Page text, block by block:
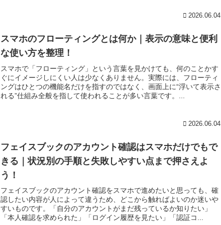
2026.06.04
スマホのフローティングとは何か｜表示の意味と便利
な使い方を整理！
スマホで「フローティング」という言葉を見かけても、何のことかす
ぐにイメージしにくい人は少なくありません。実際には、フローティ
ングはひとつの機能名だけを指すのではなく、画面上に“浮いて表示さ
れる”仕組み全般を指して使われることが多い言葉です。...
2026.06.04
フェイスブックのアカウント確認はスマホだけでもで
きる｜状況別の手順と失敗しやすい点まで押さえよ
う！
フェイスブックのアカウント確認をスマホで進めたいと思っても、確
認したい内容が人によって違うため、どこから触ればよいのか迷いや
すいものです。「自分のアカウントがまだ残っているか知りたい」
「本人確認を求められた」「ログイン履歴を見たい」「認証コ...